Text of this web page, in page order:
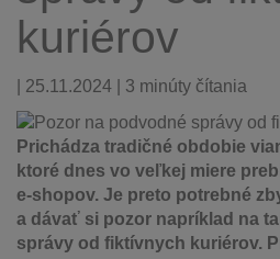
kuriérov
| 25.11.2024 | 3 minúty čítania
Prichádza tradičné obdobie
ktoré dnes vo veľkej miere
e-shopov. Je preto potrebné
a dávať si pozor napríklad na
správy od fiktívnych kuriérov.